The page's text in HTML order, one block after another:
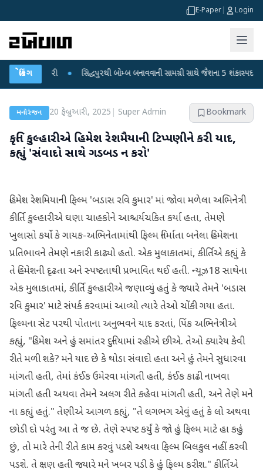
E-Paper Login
બ્રેકિંગ
કરી ● સિદ્ધપુરથી બોમ્બ બનાવવાની સામગ્રી સાથે જૈશના 5 શંકાસ્પદ આતંકી
મનોરંજન 20 ફેબ્રુઆરી, 2025 Super Admin Bookmark
કૃતિ કુલ્હારીએ હિમેશ રેશમૈયાની ટિપ્પણીને કરી યાદ,
કહ્યું 'સંવાદો સાથે ગડબડ ન કરો'
હિમેશ રેશમિયાની ફિલ્મ 'બડાસ રવિ કુમાર' માં જોવા મળેલા અભિનેત્રી
કીર્તિ કુલ્હારીએ ઘણા ચાહકોને આશ્ચર્યચકિત કર્યા હતા, તેમણે
ખુલાસો કર્યો કે ગાયક-અભિનેતામાંથી ફિલ્મ નિર્માતા બનેલા હિમેશના
પ્રતિભાવને તેમણે નકારી કાઢ્યો હતો. એક મુલાકાતમાં, કીર્તિએ કહ્યું કે
તે હિમેશની દૃઢતા અને સ્પષ્ટતાથી પ્રભાવિત થઈ હતી. ન્યૂઝ18 સાથેના
એક મુલાકાતમાં, કીર્તિ કુલ્હારીએ જણાવ્યું હતું કે જ્યારે તેમને 'બડાસ
રવિ કુમાર' માટે સંપર્ક કરવામાં આવ્યો ત્યારે તેઓ ચોંકી ગયા હતા.
ફિલ્મના સેટ પરથી પોતાના અનુભવને યાદ કરતાં, પિંક અભિનેત્રીએ
કહ્યું, "હિમેશ અને હું સમાંતર દુનિયામાં રહીએ છીએ. તેઓ ક્યારેય કેવી
રીતે મળી શકે? મને યાદ છે કે થોડા સંવાદો હતા અને હું તેમને સુધારવા
માંગતી હતી, તેમાં કંઈક ઉમેરવા માંગતી હતી, કંઈક કાઢી નાખવા
માંગતી હતી અથવા તેમને અલગ રીતે કહેવા માંગતી હતી, અને તેણે મને
ના કહ્યું હતું." તેણીએ આગળ કહ્યું, "તે લગભગ એવું હતું કે લો અથવા
છોડી દો પરંતુ આ તે જ છે. તેણે સ્પષ્ટ કર્યું કે જો હું ફિલ્મ માટે હા કહું
છું, તો મારે તેની રીતે કામ કરવું પડશે અથવા ફિલ્મ બિલકુલ નહીં કરવી
પડશે. તે ક્ષણ હતી જ્યારે મને ખબર પડી કે હું ફિલ્મ કરીશ." કીર્તિએ